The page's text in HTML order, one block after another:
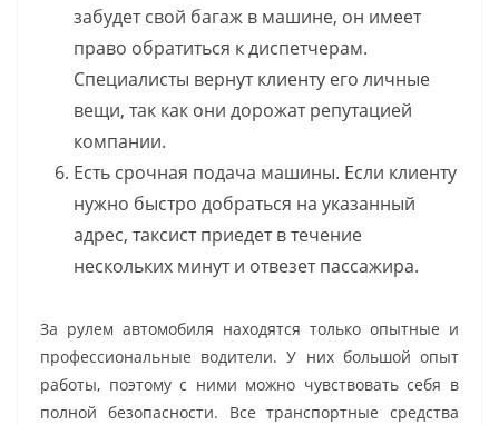
забудет свой багаж в машине, он имеет
право обратиться к диспетчерам.
Специалисты вернут клиенту его личные
вещи, так как они дорожат репутацией
компании.
Есть срочная подача машины. Если клиенту
нужно быстро добраться на указанный
адрес, таксист приедет в течение
нескольких минут и отвезет пассажира.
За рулем автомобиля находятся только опытные и
профессиональные водители. У них большой опыт
работы, поэтому с ними можно чувствовать себя в
полной безопасности. Все транспортные средства